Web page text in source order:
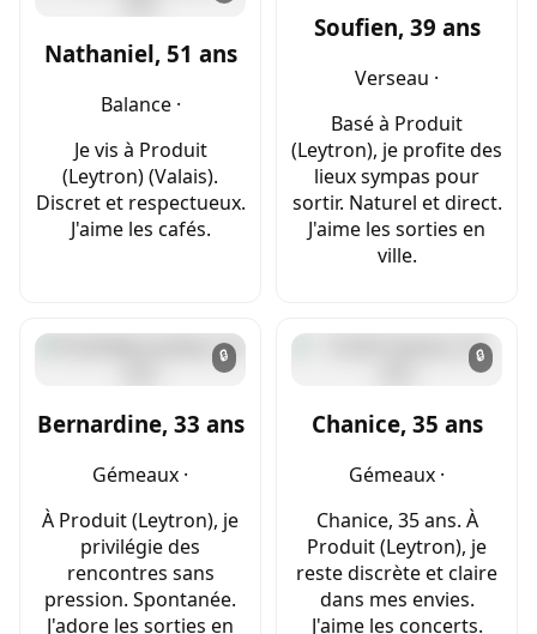
Nathaniel, 51 ans
Balance ·
Je vis à Produit
(Leytron) (Valais).
Discret et respectueux.
J'aime les cafés.
Soufien, 39 ans
Verseau ·
Basé à Produit
(Leytron), je profite des
lieux sympas pour
sortir. Naturel et direct.
J'aime les sorties en
ville.
🔒
Bernardine, 33 ans
Gémeaux ·
À Produit (Leytron), je
privilégie des
rencontres sans
pression. Spontanée.
J'adore les sorties en
🔒
Chanice, 35 ans
Gémeaux ·
Chanice, 35 ans. À
Produit (Leytron), je
reste discrète et claire
dans mes envies.
J'aime les concerts.